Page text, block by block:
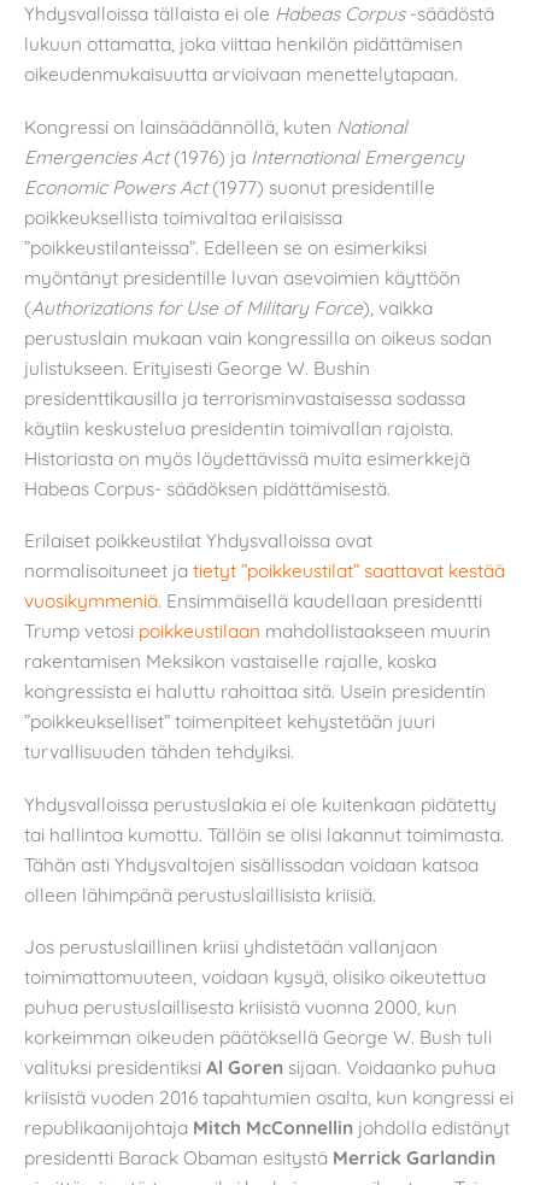
Yhdysvalloissa tällaista ei ole Habeas Corpus-säädöstä
lukuun ottamatta, joka viittaa henkilön pidättämisen
oikeudenmukaisuutta arvioivaan menettelytapaan.
Kongressi on lainsäädännöllä, kuten National
Emergencies Act(1976) ja International Emergency
Economic Powers Act(1977) suonut presidentille
poikkeuksellista toimivaltaa erilaisissa
”poikkeustilanteissa”. Edelleen se on esimerkiksi
myöntänyt presidentille luvan asevoimien käyttöön
(Authorizations for Use of Military Force), vaikka
perustuslain mukaan vain kongressilla on oikeus sodan
julistukseen. Erityisesti George W. Bushin
presidenttikausilla ja terrorisminvastaisessa sodassa
käytiin keskustelua presidentin toimivallan rajoista.
Historiasta on myös löydettävissä muita esimerkkejä
Habeas Corpus- säädöksen pidättämisestä.
Erilaiset poikkeustilat Yhdysvalloissa ovat
normalisoituneet ja tietyt ”poikkeustilat” saattavat kestää
vuosikymmeniä. Ensimmäisellä kaudellaan presidentti
Trump vetosi poikkeustilaan mahdollistaakseen muurin
rakentamisen Meksikon vastaiselle rajalle, koska
kongressista ei haluttu rahoittaa sitä. Usein presidentin
”poikkeukselliset” toimenpiteet kehystetään juuri
turvallisuuden tähden tehdyiksi.
Yhdysvalloissa perustuslakia ei ole kuitenkaan pidätetty
tai hallintoa kumottu. Tällöin se olisi lakannut toimimasta.
Tähän asti Yhdysvaltojen sisällissodan voidaan katsoa
olleen lähimpänä perustuslaillisista kriisiä.
Jos perustuslaillinen kriisi yhdistetään vallanjaon
toimimattomuuteen, voidaan kysyä, olisiko oikeutettua
puhua perustuslaillisesta kriisistä vuonna 2000, kun
korkeimman oikeuden päätöksellä George W. Bush tuli
valituksi presidentiksi Al Goren sijaan. Voidaanko puhua
kriisistä vuoden 2016 tapahtumien osalta, kun kongressi ei
republikaanijohtaja Mitch McConnellin johdolla edistänyt
presidentti Barack Obaman esitystä Merrick Garlandin